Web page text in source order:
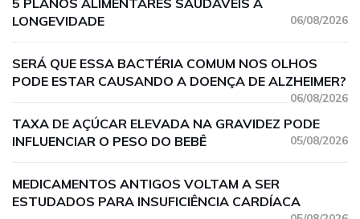
5 PLANOS ALIMENTARES SAUDÁVEIS À
LONGEVIDADE
06/08/2026
SERÁ QUE ESSA BACTÉRIA COMUM NOS OLHOS
PODE ESTAR CAUSANDO A DOENÇA DE ALZHEIMER?
06/08/2026
TAXA DE AÇÚCAR ELEVADA NA GRAVIDEZ PODE
INFLUENCIAR O PESO DO BEBÊ
05/08/2026
MEDICAMENTOS ANTIGOS VOLTAM A SER
ESTUDADOS PARA INSUFICIÊNCIA CARDÍACA